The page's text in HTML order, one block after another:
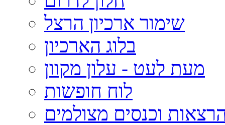
שימור ארכיון הרצל
בלוג הארכיון
מעת לעט - עלון מקוון
לוח חופשות
וכנסים מצולמים